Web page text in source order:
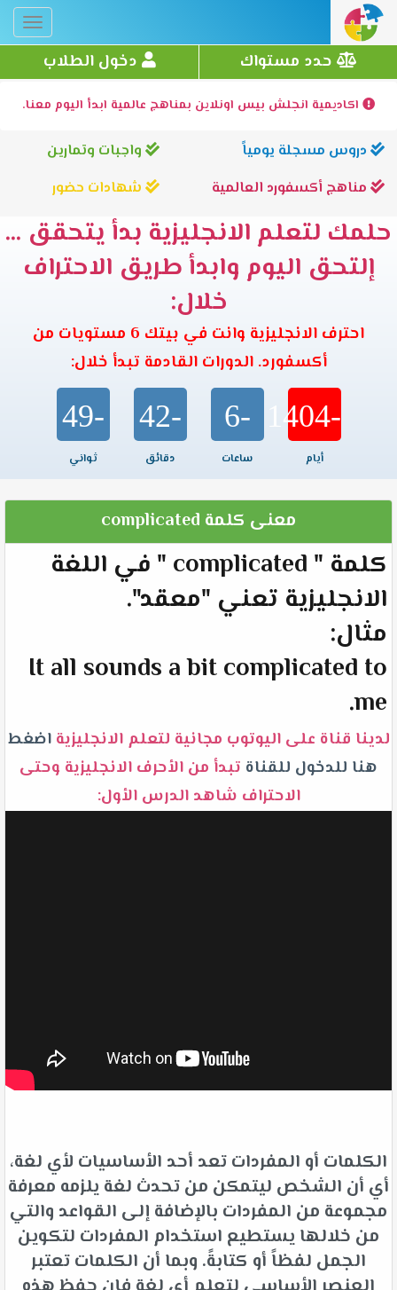
حدد مستواك دخول الطلاب
اكاديمية انجلش بيس اونلاين بمناهج عالمية ابدأ اليوم معنا.
دروس مسجلة يومياً
واجبات وتمارين
مناهج أكسفورد العالمية
شهادات حضور
حلمك لتعلم الانجليزية بدأ يتحقق ...
إلتحق اليوم وابدأ طريق الاحتراف
خلال:
احترف الانجليزية وانت في بيتك 6 مستويات من
أكسفورد. الدورات القادمة تبدأ خلال:
-1404
أيام
-6
ساعات
-42
دقائق
-49
ثواني
معنى كلمة complicated
كلمة " complicated " في اللغة
الانجليزية تعني "معقد".
مثال:
It all sounds a bit complicated to
me.
لدينا قناة على اليوتوب مجانية لتعلم الانجليزيةاضغط
هنا للدخول للقناةتبدأ من الأحرف الانجليزية وحتى
الاحتراف شاهد الدرس الأول:
الكلمات أو المفردات تعد أحد الأساسيات لأي لغة،
أي أن الشخص ليتمكن من تحدث لغة يلزمه معرفة
مجموعة من المفردات بالإضافة إلى القواعد والتي
من خلالها يستطيع استخدام المفردات لتكوين
الجمل لفظاً أو كتابةً. وبما أن الكلمات تعتبر